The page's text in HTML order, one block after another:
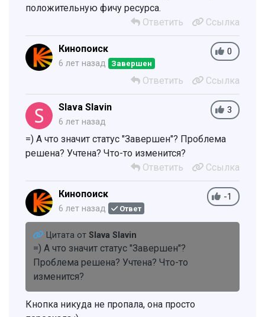
положительную фичу ресурса.
Ответить
Ссылка
0
Кинопоиск
6 лет назад Завершен
Ответить Ссылка
3
Slava Slavin
6 лет назад
=) А что значит статус "Завершен"? Проблема
решена? Учтена? Что-то изменится?
Ответить
Ссылка
-1
Кинопоиск
6 лет назад Ответ
Цитата от Slava Slavin
=) А что значит статус "Завершен"?
Проблема решена? Учтена? Что-то
изменится?
Кнопка никуда не пропала, она просто